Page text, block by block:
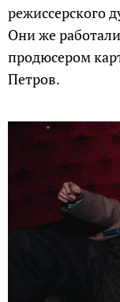
режиссерского
Они же
продюсером
Петров.